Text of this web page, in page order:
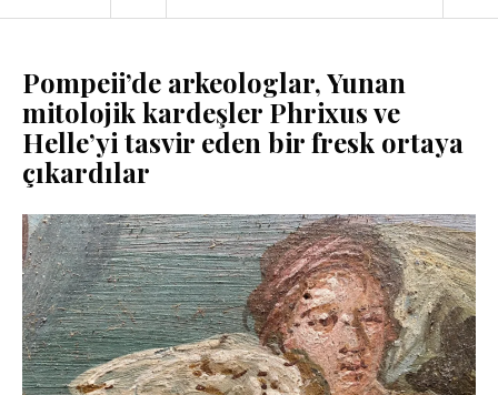
Pompeii’de arkeologlar, Yunan
mitolojik kardeşler Phrixus ve
Helle’yi tasvir eden bir fresk ortaya
çıkardılar